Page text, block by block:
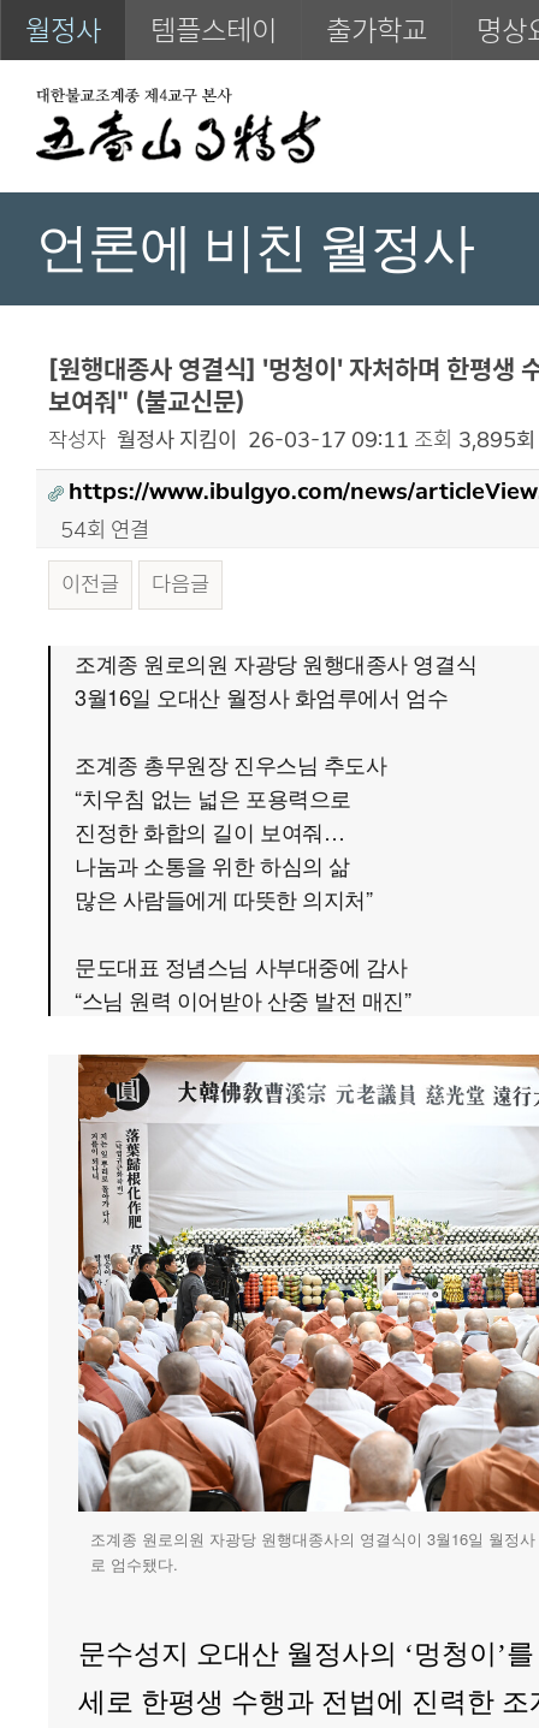
월정사 템플스테이 출가학교 명상
언론에 비친 월정사
[원행대종사 영결식] '멍청이' 자처하며 한평생
보여줘" (불교신문)
작성자 월정사 지킴이 26-03-17 09:11 조회 3,895회
https://www.ibulgyo.com/news/
54회 연결
이전글
다음글
본문조계종 원로의원 자광당 원행대종사 영결식
3월16일 오대산 월정사 화엄루에서 엄수
조계종 총무원장 진우스님 추도사
“치우침 없는 넓은 포용력으로
진정한 화합의 길이 보여줘…
나눔과 소통을 위한 하심의 삶
많은 사람들에게 따뜻한 의지처”
문도대표 정념스님 사부대중에 감사
“스님 원력 이어받아 산중 발전 매진”
조계종 원로의원 자광당 원행대종사의 영결식이 3월16일 월정
로 엄수됐다.
문수성지 오대산 월정사의 ‘멍청이’
세로 한평생 수행과 전법에 진력한